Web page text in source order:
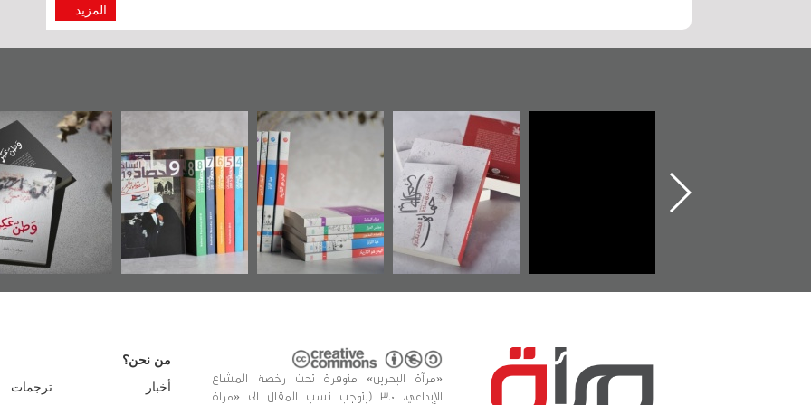
المزيد...
الشهيد سيد كاظم
السهلاوي في ذكراه
"حماة الباب الأخير":
الإصدار الأول عن
اعتصام الدراز
وأحداث ساحة
الفداء لمركز أوال
للدراسات والتوثيق
تصنيف موضوعي
للوثائق البريطانية
يقدمه «مركز أوال»
كتب
"مرآة البحرين"
تصدر حصاد
الساحات 2019
«وطن عكر» رواية
جديدة لمعتقل
عسكري تصدر عن
«مرآة البحرين»
«مرآة البحرين» متوفرة تحت رخصة المشاع
الإبداعي، 3.0 (يتوجب نسب المقال الى «مراة
من نحن؟
أخبار
ترجمات